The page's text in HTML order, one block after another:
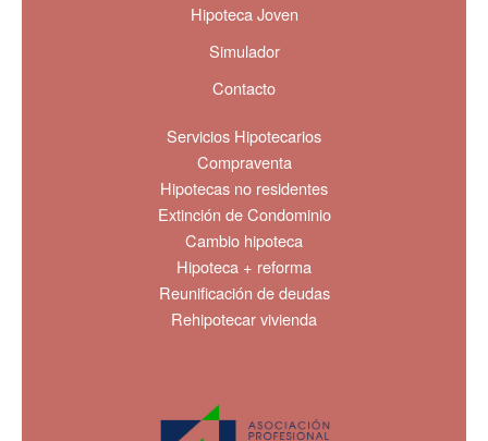
Hipoteca Joven
Simulador
Contacto
Servicios Hipotecarios
Compraventa
Hipotecas no residentes
Extinción de Condominio
Cambio hipoteca
Hipoteca + reforma
Reunificación de deudas
Rehipotecar vivienda